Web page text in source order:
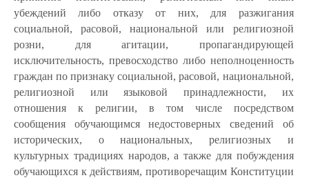
убеждений либо отказу от них, для разжигания
социальной, расовой, национальной или религиозной
розни, для агитации, пропагандирующей
исключительность, превосходство либо неполноценность
граждан по признаку социальной, расовой, национальной,
религиозной или языковой принадлежности, их
отношения к религии, в том числе посредством
сообщения обучающимся недостоверных сведений об
исторических, о национальных, религиозных и
культурных традициях народов, а также для побуждения
обучающихся к действиям, противоречащим Конституции